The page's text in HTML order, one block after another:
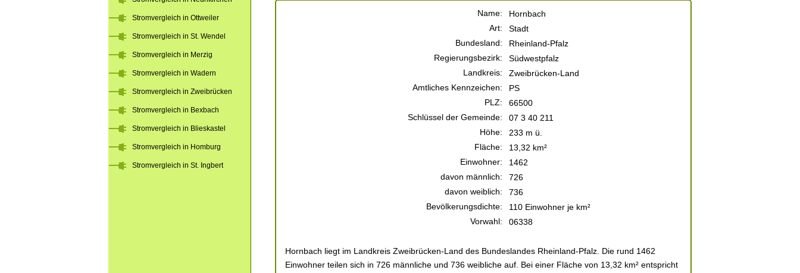
Name:
Hornbach
Art:
Stadt
Bundesland:
Rheinland-Pfalz
Regierungsbezirk:
Südwestpfalz
Landkreis:
Zweibrücken-Land
Amtliches Kennzeichen:
PS
PLZ:
66500
Schlüssel der Gemeinde:
07 3 40 211
Höhe:
233 m ü.
Fläche:
13,32 km²
Einwohner:
1462
davon männlich:
726
davon weiblich:
736
Bevölkerungsdichte:
110 Einwohner je km²
Vorwahl:
06338
Hornbach liegt im Landkreis Zweibrücken-Land des Bundeslandes Rheinland-Pfalz. Die rund 1462
Einwohner teilen sich in 726 männliche und 736 weibliche auf. Bei einer Fläche von 13,32 km² entspricht
Stromvergleich in Ottweiler
Stromvergleich in St. Wendel
Stromvergleich in Merzig
Stromvergleich in Wadern
Stromvergleich in Zweibrücken
Stromvergleich in Bexbach
Stromvergleich in Blieskastel
Stromvergleich in Homburg
Stromvergleich in St. Ingbert